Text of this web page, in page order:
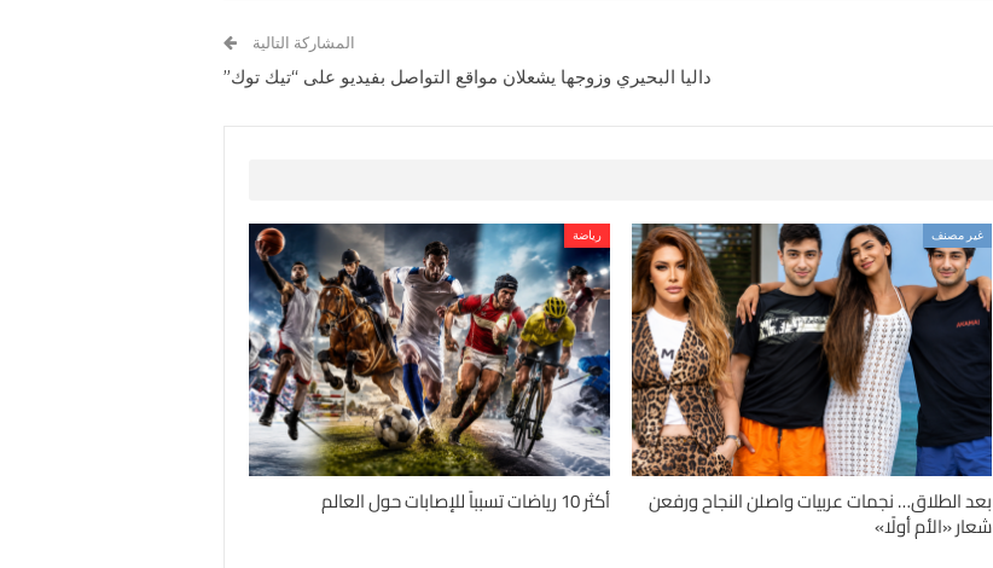
المشاركة التالية
داليا البحيري وزوجها يشعلان مواقع التواصل بفيديو على “تيك توك”
غير مصنف
بعد الطلاق… نجمات عربيات واصلن النجاح ورفعن
شعار «الأم أولًا»
رياضة
أكثر 10 رياضات تسبباً للإصابات حول العالم